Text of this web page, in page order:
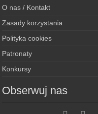
O nas / Kontakt
Zasady korzystania
Polityka cookies
Patronaty
Konkursy
Obserwuj nas